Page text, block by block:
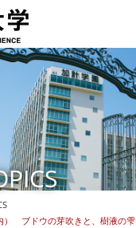
） ブドウの芽吹きと、樹液の雫